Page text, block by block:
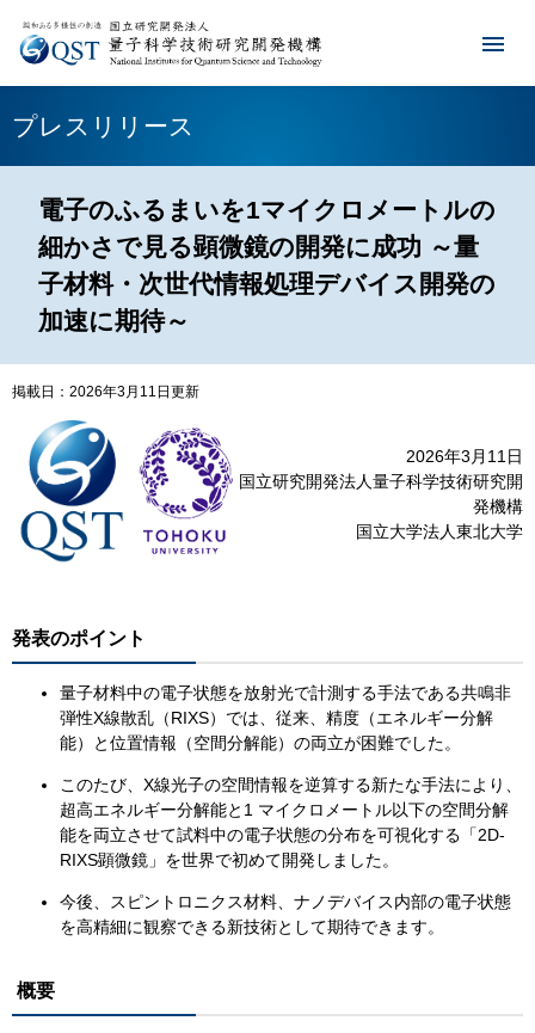
プレスリリース
電子のふるまいを1マイクロメートルの
細かさで見る顕微鏡の開発に成功 ～量
子材料・次世代情報処理デバイス開発の
加速に期待～
掲載日：2026年3月11日更新
2026年3月11日
国立研究開発法人量子科学技術研究開
発機構
国立大学法人東北大学
発表のポイント
量子材料中の電子状態を放射光で計測する手法である共鳴非
弾性X線散乱（RIXS）では、従来、精度（エネルギー分解
能）と位置情報（空間分解能）の両立が困難でした。
このたび、X線光子の空間情報を逆算する新たな手法により、
超高エネルギー分解能と1 マイクロメートル以下の空間分解
能を両立させて試料中の電子状態の分布を可視化する「2D-
RIXS顕微鏡」を世界で初めて開発しました。
今後、スピントロニクス材料、ナノデバイス内部の電子状態
を高精細に観察できる新技術として期待できます。
概要